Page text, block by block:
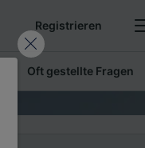
Registrieren
Oft gestellte Fragen